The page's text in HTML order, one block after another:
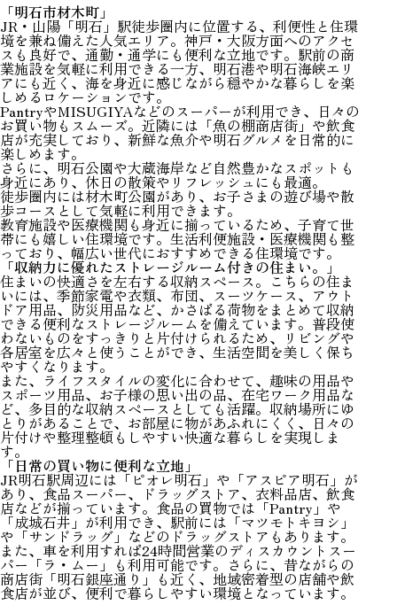
「明石市材木町」
JR・山陽「明石」駅徒歩圏内に位置する、利便性と住環
境を兼ね備えた人気エリア。神戸・大阪方面へのアクセ
スも良好で、通勤・通学にも便利な立地です。駅前の商
業施設を気軽に利用できる一方、明石港や明石海峡エリ
アにも近く、海を身近に感じながら穏やかな暮らしを楽
しめるロケーションです。
PantryやMISUGIYAなどのスーパーが利用でき、日々の
お買い物もスムーズ。近隣には「魚の棚商店街」や飲食
店が充実しており、新鮮な魚介や明石グルメを日常的に
楽しめます。
さらに、明石公園や大蔵海岸など自然豊かなスポットも
身近にあり、休日の散策やリフレッシュにも最適。
徒歩圏内には材木町公園があり、お子さまの遊び場や散
歩コースとして気軽に利用できます。
教育施設や医療機関も身近に揃っているため、子育て世
帯にも嬉しい住環境です。生活利便施設・医療機関も整
っており、幅広い世代におすすめできる住環境です。
「収納力に優れたストレージルーム付きの住まい。」
住まいの快適さを左右する収納スペース。こちらの住ま
いには、季節家電や衣類、布団、スーツケース、アウト
ドア用品、防災用品など、かさばる荷物をまとめて収納
できる便利なストレージルームを備えています。普段使
わないものをすっきりと片付けられるため、リビングや
各居室を広々と使うことができ、生活空間を美しく保ち
やすくなります。
また、ライフスタイルの変化に合わせて、趣味の用品や
スポーツ用品、お子様の思い出の品、在宅ワーク用品な
ど、多目的な収納スペースとしても活躍。収納場所にゆ
とりがあることで、お部屋に物があふれにくく、日々の
片付けや整理整頓もしやすい快適な暮らしを実現しま
す。
「日常の買い物に便利な立地」
JR明石駅周辺には「ピオレ明石」や「アスピア明石」が
あり、食品スーパー、ドラッグストア、衣料品店、飲食
店などが揃っています。食品の買物では「Pantry」や
「成城石井」が利用でき、駅前には「マツモトキヨシ」
や「サンドラッグ」などのドラッグストアもあります。
また、車を利用すれば24時間営業のディスカウントスー
パー「ラ・ムー」も利用可能です。さらに、昔ながらの
商店街「明石銀座通り」も近く、地域密着型の店舗や飲
食店が並び、便利で暮らしやすい環境となっています。